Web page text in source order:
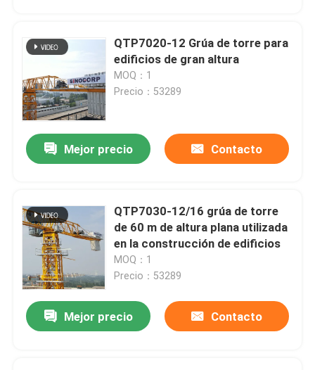
Grúa de torre de 10 toneladas
grúa de torre de 5 toneladas
QTP7020-12 Grúa de torre para
edificios de gran altura
MOQ：1
Precio：53289
Mejor precio Contacto
QTP7030-12/16 grúa de torre
de 60 m de altura plana utilizada
en la construcción de edificios
MOQ：1
Precio：53289
Mejor precio Contacto